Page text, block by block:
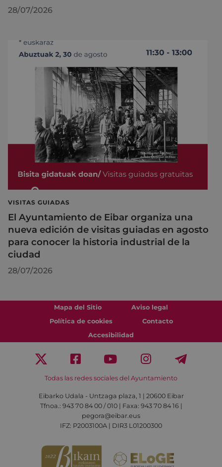
28/07/2026
VISITAS GUIADAS
El Ayuntamiento de Eibar organiza una
nueva edición de visitas guiadas en agosto
para conocer la historia industrial de la
ciudad
28/07/2026
Mapa del Sitio
Aviso legal
Política de cookies
Contacto
Accesibilidad
Todas las redes sociales del Ayuntamiento
Eibarko Udala - Untzaga plaza, 1 | 20600 Eibar
Tfnoa.: 943 70 84 00 / 010 | Faxa: 943 70 84 16 |
pegora@eibar.eus
IFZ: P2003100A | DIR3 L01200300